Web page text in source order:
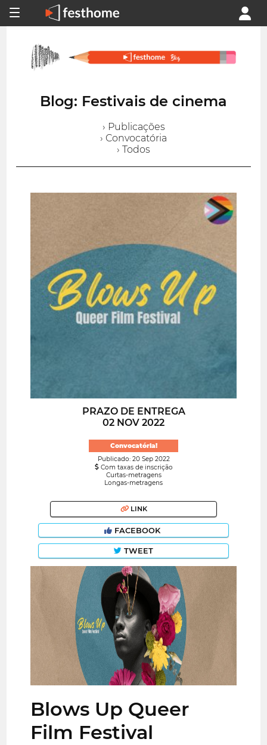
Blog: Festivais de cinema
› Publicações
› Convocatória
› Todos
PRAZO DE ENTREGA
02 NOV 2022
Convocatória!
Publicado: 20 Sep 2022
Com taxas de inscrição
Curtas-metragens
Longas-metragens
LINK
FACEBOOK
TWEET
Blows Up Queer
Film Festival